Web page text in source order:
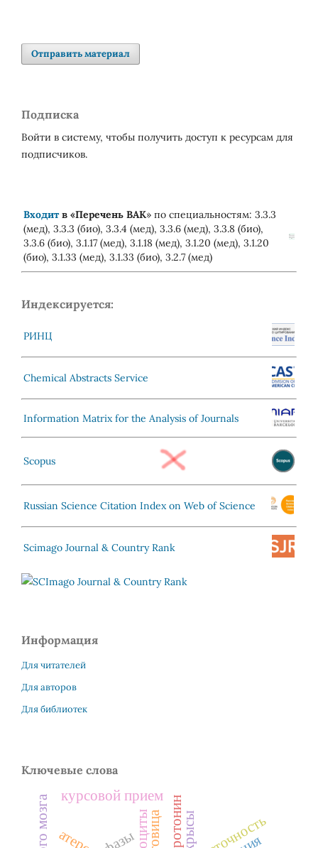
Отправить материал
Подписка
Войти в систему, чтобы получить доступ к ресурсам для
подписчиков.
Входит в «Перечень ВАК» по специальностям: 3.3.3
(мед), 3.3.3 (био), 3.3.4 (мед), 3.3.6 (мед), 3.3.8 (био),
3.3.6 (био), 3.1.17 (мед), 3.1.18 (мед), 3.1.20 (мед), 3.1.20
(био), 3.1.33 (мед), 3.1.33 (био), 3.2.7 (мед)
Индексируется:
РИНЦ
Chemical Abstracts Service
Information Matrix for the Analysis of Journals
Scopus
Russian Science Citation Index on Web of Science
Scimago Journal & Country Rank
Информация
Для читателей
Для авторов
Для библиотек
Ключевые слова
серотонинкрысы
курсовой прием